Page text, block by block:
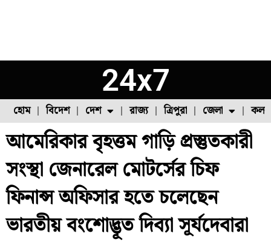
24x7
হোম বিদেশ দেশ
ফুল চাষ ফল চাষ মাছ চাষ পোল্ট্রি চাষ
রাজ্য ত্রিপুরা জেলা
উত্তর ২৪ পরগনা
আমেরিকার বৃহত্তম গাড়ি প্রস্তুতকারী
সংস্থা জেনারেল মোটর্সের চিফ
ফিনান্স অফিসার হতে চলেছেন
ভারতীয় বংশোদ্ভূত দিব্যা সূর্যদেবারা